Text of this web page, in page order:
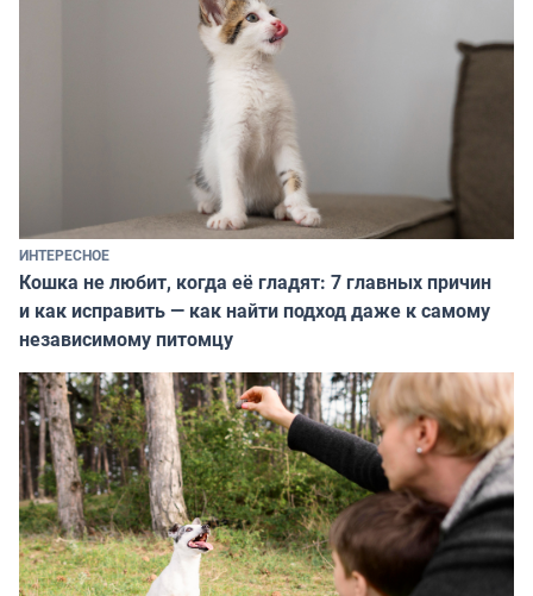
ИНТЕРЕСНОЕ
Кошка не любит, когда её гладят: 7 главных причин
и как исправить — как найти подход даже к самому
независимому питомцу